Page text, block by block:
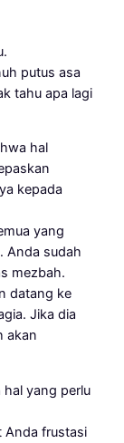
putus asa
tahu apa lagi
hal
kepada
yang
Anda sudah
mezbah.
datang ke
Jika dia
akan
yang perlu
Anda frustasi